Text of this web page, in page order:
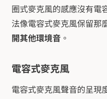
圈式麥克風的感應沒有電
法像電容式麥克風保留那
開其他環境音 。
電容式麥克風
電容式麥克風聲音的呈現